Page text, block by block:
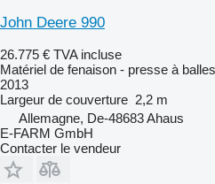
John Deere 990
26.775 € TVA incluse
Matériel de fenaison - presse à
2013
Largeur de couverture 2,2 m
Allemagne, De-48683 Ahaus
E-FARM GmbH
Contacter le vendeur